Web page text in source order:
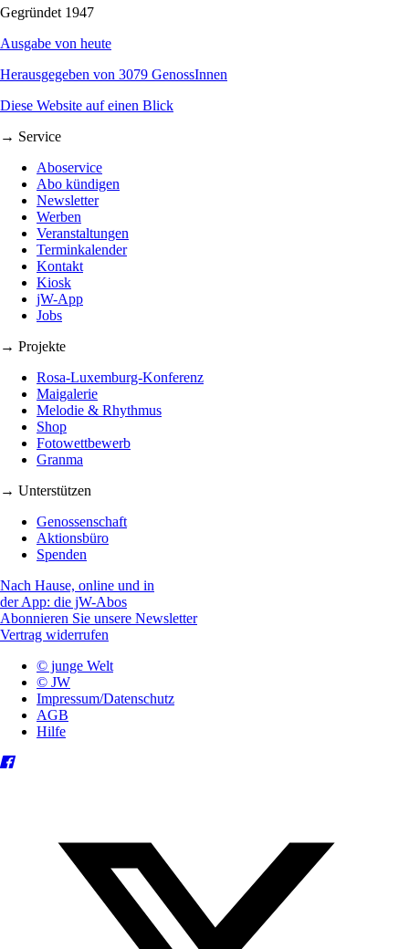
Gegründet 1947
Ausgabe von heute
Herausgegeben von 3079 GenossInnen
Diese Website auf einen Blick
→ Service
Aboservice
Abo kündigen
Newsletter
Werben
Veranstaltungen
Terminkalender
Kontakt
Kiosk
jW-App
Jobs
→ Projekte
Rosa-Luxemburg-Konferenz
Maigalerie
Melodie & Rhythmus
Shop
Fotowettbewerb
Granma
→ Unterstützen
Genossenschaft
Aktionsbüro
Spenden
Nach Hause, online und in
der App: die jW-Abos
Abonnieren Sie unsere Newsletter
Vertrag widerrufen
© junge Welt
© JW
Impressum/Datenschutz
AGB
Hilfe